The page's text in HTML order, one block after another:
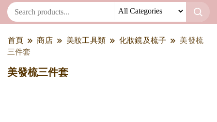
首頁 商店 美妝工具類 化妝鏡及梳子
美發梳
三件套
美發梳三件套